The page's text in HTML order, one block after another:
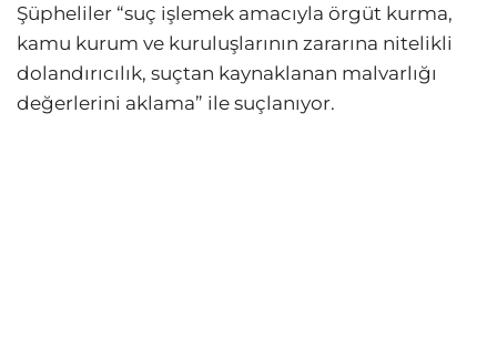
Şüpheliler “suç işlemek amacıyla örgüt kurma,
kamu kurum ve kuruluşlarının zararına nitelikli
dolandırıcılık, suçtan kaynaklanan malvarlığı
değerlerini aklama” ile suçlanıyor.